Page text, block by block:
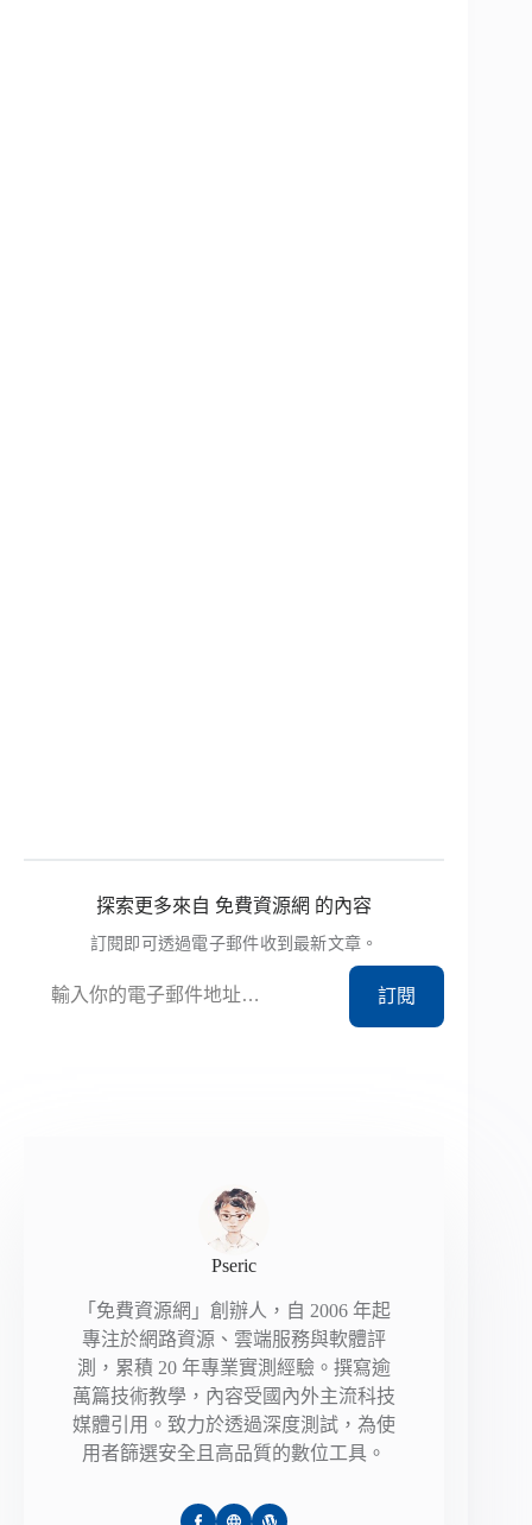
探索更多來自 免費資源網 的內容
訂閱即可透過電子郵件收到最新文章。
訂閱
Pseric
「免費資源網」創辦人，自 2006 年起
專注於網路資源、雲端服務與軟體評
測，累積 20 年專業實測經驗。撰寫逾
萬篇技術教學，內容受國內外主流科技
媒體引用。致力於透過深度測試，為使
用者篩選安全且高品質的數位工具。